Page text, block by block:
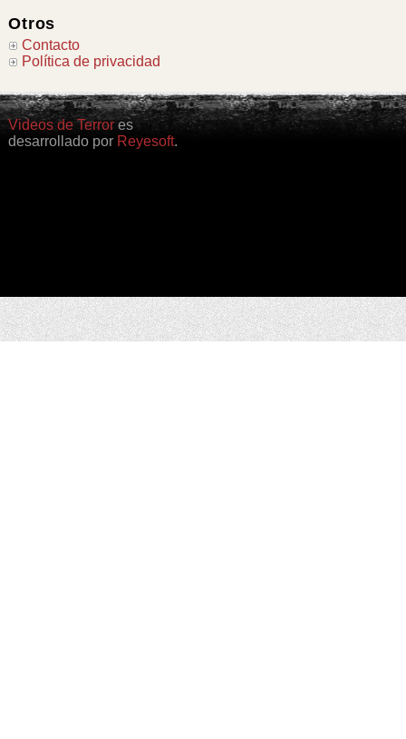
Otros
Contacto
Política de privacidad
Videos de Terrores
desarrollado por Reyesoft.